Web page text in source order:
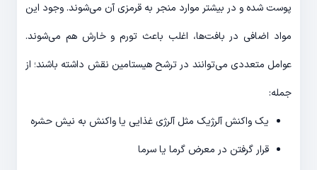
پوست شده و در بیشتر موارد منجر به قرمزی آن می‌شوند. وجود این
مواد اضافی در بافت‌ها، اغلب باعث تورم و خارش هم می‌شوند.
عوامل متعددی می‌توانند در ترشح هیستامین نقش داشته باشند؛ از
جمله:
یک واکنش آلرژیک مثل آلرژی غذایی یا واکنش به نیش حشره
قرار گرفتن در معرض گرما یا سرما